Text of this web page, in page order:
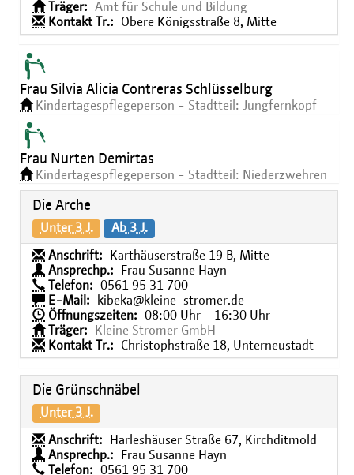
Träger:
Amt für Schule und Bildung
Kontakt Tr.:
Obere Königsstraße 8, Mitte
Frau Silvia Alicia Contreras Schlüsselburg
Kindertagespflegeperson - Stadtteil: Jungfernkopf
Frau Nurten Demirtas
Kindertagespflegeperson - Stadtteil: Niederzwehren
Die Arche
Unter 3 J. Ab 3 J.
Anschrift:
Karthäuserstraße 19 B, Mitte
Ansprechp.:
Frau Susanne Hayn
Telefon:
0561 95 31 700
E-Mail:
kibeka@kleine-stromer.de
Öffnungszeiten:
08:00 Uhr - 16:30 Uhr
Träger:
Kleine Stromer GmbH
Kontakt Tr.:
Christophstraße 18, Unterneustadt
Die Grünschnäbel
Unter 3 J.
Anschrift:
Harleshäuser Straße 67, Kirchditmold
Ansprechp.:
Frau Susanne Hayn
Telefon:
0561 95 31 700